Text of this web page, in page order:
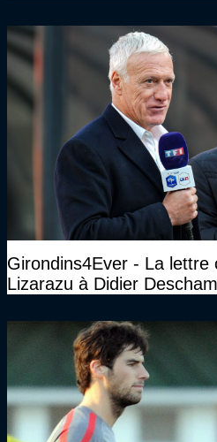
Girondins4Ever - La lettre
Lizarazu à Didier